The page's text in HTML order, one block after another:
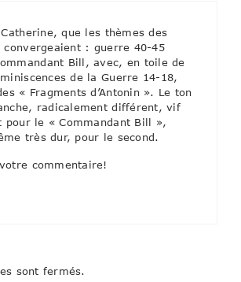
que les thèmes des
convergeaient : guerre 40-45
Bill, avec, en toile de
de la Guerre 14-18,
« Fragments d’Antonin ». Le ton
radicalement différent, vif
pour le « Commandant Bill »,
très dur, pour le second.
commentaire!
sont fermés.